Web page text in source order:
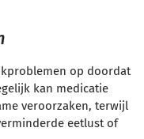
op doordat
kan medicatie
veroorzaken, terwijl
eetlust of